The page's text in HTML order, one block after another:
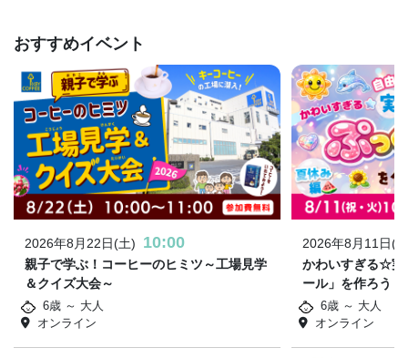
おすすめイベント
2026年8月22日(土) 10:00
親子で学ぶ！コーヒーのヒミツ～工場見学
＆クイズ大会～
6歳 ～ 大人
オンライン
2026年8月11日(
かわいすぎる☆実
ール」を作ろう！
6歳 ～ 大人
オンライン